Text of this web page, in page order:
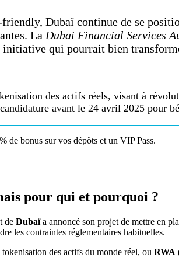
Dubaï continue de se
La Dubai Financial Services
qui pourrait bien
des actifs réels, visant à
avant le 24 avril 2025 pour
de bonus sur vos dépôts et un VIP Pass.
pour qui et pourquoi ?
de Dubaïa annoncé son projet de mettre en
les contraintes réglementaires habituelles.
des actifs du monde réel, ou RWA